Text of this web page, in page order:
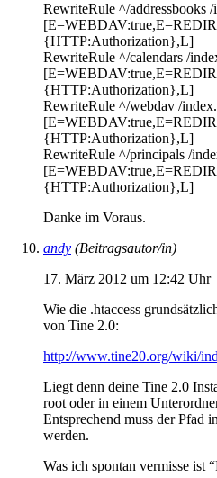
RewriteRule ^/addressbooks
{HTTP:Authorization},L]
RewriteRule ^/calendars /
{HTTP:Authorization},L]
RewriteRule ^/webdav /
{HTTP:Authorization},L]
RewriteRule ^/principals /
{HTTP:Authorization},L]
Danke im Voraus.
andy (Beitragsautor/in)
17. März 2012 um 12:42 Uhr
Wie die .htaccess
von Tine 2.0:
http://www.tine20.org/wiki/
Liegt denn deine Tine 2.0
root oder in einem
Entsprechend muss der Pfad
werden.
Was ich spontan vermisse ist